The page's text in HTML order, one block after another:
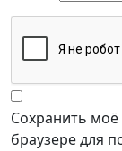
Сохранить моё
браузере для